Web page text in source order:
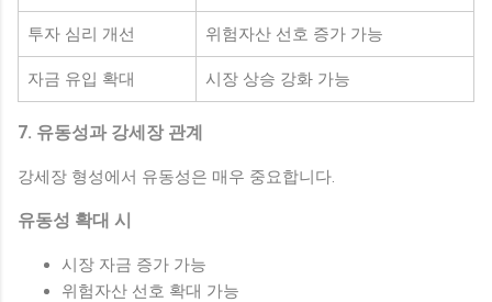
투자 심리 개선 위험자산 선호 증가 가능
자금 유입 확대 시장 상승 강화 가능
7. 유동성과 강세장 관계
강세장 형성에서 유동성은 매우 중요합니다.
유동성 확대 시
시장 자금 증가 가능
위험자산 선호 확대 가능